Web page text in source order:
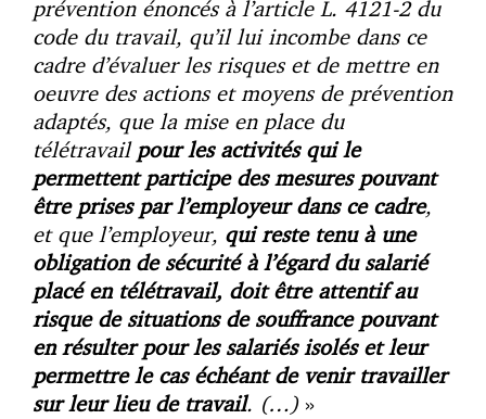
prévention énoncés à l’article L. 4121-2 du
code du travail, qu’il lui incombe dans ce
cadre d’évaluer les risques et de mettre en
oeuvre des actions et moyens de prévention
adaptés, que la mise en place du
télétravail pour les activités qui le
permettent participe des mesures pouvant
être prises par l’employeur dans ce cadre,
et que l’employeur, qui reste tenu à une
obligation de sécurité à l’égard du salarié
placé en télétravail, doit être attentif au
risque de situations de souffrance pouvant
en résulter pour les salariés isolés et leur
permettre le cas échéant de venir travailler
sur leur lieu de travail. (…)»